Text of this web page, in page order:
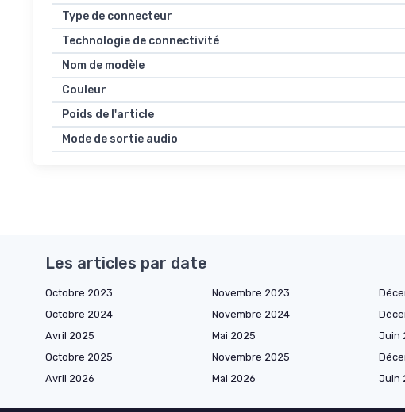
Type de connecteur
Technologie de connectivité
Nom de modèle
Couleur
Poids de l'article
Mode de sortie audio
Les articles par date
Octobre 2023 Novembre 2023
Octobre 2024
Novembre 2024
Avril 2025
Mai 2025 Juin
Octobre 2025
Novembre 2025
Avril 2026
Mai 2026 Juin